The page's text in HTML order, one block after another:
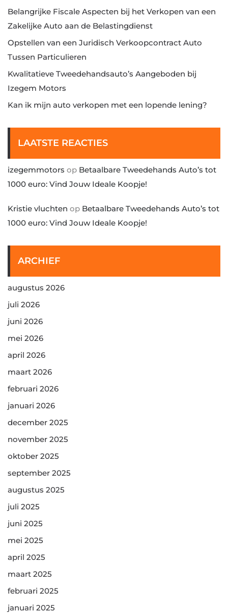
Belangrijke Fiscale Aspecten bij het Verkopen van een
Zakelijke Auto aan de Belastingdienst
Opstellen van een Juridisch Verkoopcontract Auto
Tussen Particulieren
Kwalitatieve Tweedehandsauto’s Aangeboden bij
Izegem Motors
Kan ik mijn auto verkopen met een lopende lening?
LAATSTE REACTIES
izegemmotors op Betaalbare Tweedehands Auto’s tot
1000 euro: Vind Jouw Ideale Koopje!
Kristie vluchten op Betaalbare Tweedehands Auto’s tot
1000 euro: Vind Jouw Ideale Koopje!
ARCHIEF
augustus 2026
juli 2026
juni 2026
mei 2026
april 2026
maart 2026
februari 2026
januari 2026
december 2025
november 2025
oktober 2025
september 2025
augustus 2025
juli 2025
juni 2025
mei 2025
april 2025
maart 2025
februari 2025
januari 2025